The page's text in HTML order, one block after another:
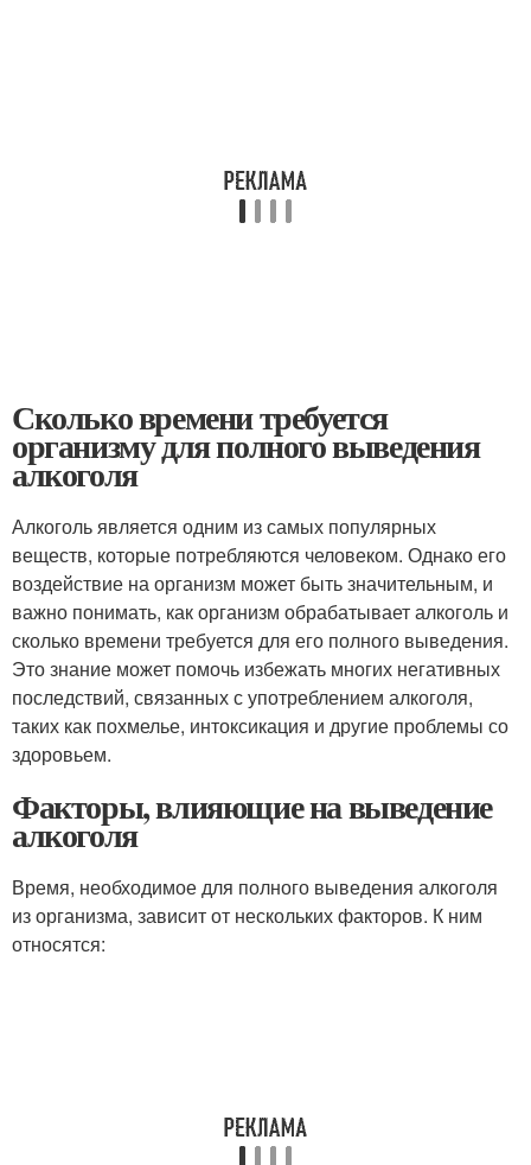
Сколько времени требуется
организму для полного выведения
алкоголя
Алкоголь является одним из самых популярных
веществ, которые потребляются человеком. Однако его
воздействие на организм может быть значительным, и
важно понимать, как организм обрабатывает алкоголь и
сколько времени требуется для его полного выведения.
Это знание может помочь избежать многих негативных
последствий, связанных с употреблением алкоголя,
таких как похмелье, интоксикация и другие проблемы со
здоровьем.
Факторы, влияющие на выведение
алкоголя
Время, необходимое для полного выведения алкоголя
из организма, зависит от нескольких факторов. К ним
относятся: